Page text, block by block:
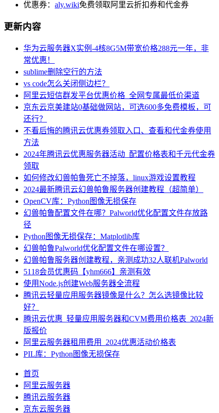
优惠券： aly.wiki免费领取阿里云折扣券和代金券
更新内容
华为云服务器X实例-4核8G5M带宽价格288元一年，非
常优惠！
sublime删除空行的方法
vs code怎么关闭侧边栏？
阿里云短信群发平台优惠价格_全网专属最低价渠道
京东云京美建站0基础做网站，可选600多免费模板，可
还行？
不看后悔的腾讯云优惠券领取入口、查看和代金券使用
方法
2024年腾讯云优惠服务器活动_配置价格表和千元代金券
领取
如何修改幻兽帕鲁死亡不掉落，linux游戏设置教程
2024最新腾讯云幻兽帕鲁服务器创建教程（超简单）
OpenCV库：Python图像无损保存
幻兽帕鲁配置文件在哪？Palworld优化配置文件存放路
径
Python图像无损保存：Matplotlib库
幻兽帕鲁Palworld优化配置文件在哪设置？
幻兽帕鲁服务器创建教程，亲测成功32人联机Palworld
5118会员优惠码【yhm666】亲测有效
使用Node.js创建Web服务器全流程
腾讯云轻量应用服务器镜像是什么？怎么选镜像比较
好？
腾讯云优惠_轻量应用服务器和CVM费用价格表_2024新
版报价
阿里云服务器租用费用_2024优惠活动价格表
PIL库：Python图像无损保存
首页
阿里云服务器
腾讯云服务器
京东云服务器